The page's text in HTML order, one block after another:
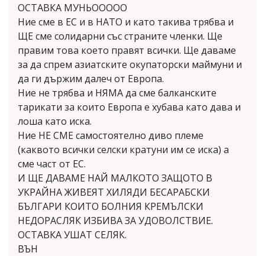
ОСТАВКА МУНЬООООО
Ние сме в ЕС и в НАТО и като такива трябва и
ЩЕ сме солидарни със страните членки. Ще
правим това което правят всички. Ще даваме
за да спрем азиатските окупаторски маймуни и
да ги държим далеч от Европа.
Ние не трябва и НЯМА да сме балканските
тарикати за които Европа е хубава като дава и
лоша като иска.
Ние НЕ СМЕ самостоятелно диво племе
(каквото всички селски кратуни им се иска) а
сме част от ЕС.
И ЩЕ ДАВАМЕ НАЙ МАЛКОТО ЗАЩОТО В
УКРАЙНА ЖИВЕЯТ ХИЛЯДИ БЕСАРАБСКИ
БЪЛГАРИ КОИТО БОЛНИЯ КРЕМЪЛСКИ
НЕДОРАСЛЯК ИЗБИВА ЗА УДОВОЛСТВИЕ.
ОСТАВКА УШАТ СЕЛЯК.
ВЪН